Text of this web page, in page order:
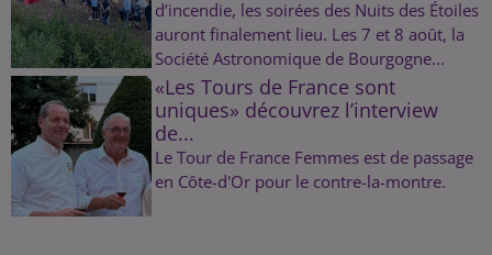
d’incendie, les soirées des Nuits des Étoiles
auront finalement lieu. Les 7 et 8 août, la
Société Astronomique de Bourgogne...
«Les Tours de France sont
uniques» découvrez l’interview
de...
Le Tour de France Femmes est de passage
en Côte-d'Or pour le contre-la-montre.